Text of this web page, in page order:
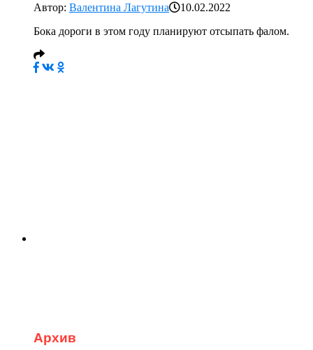
Автор: Валентина Лагутина
10.02.2022
Бока дороги в этом году планируют отсыпать фалом.
Архив